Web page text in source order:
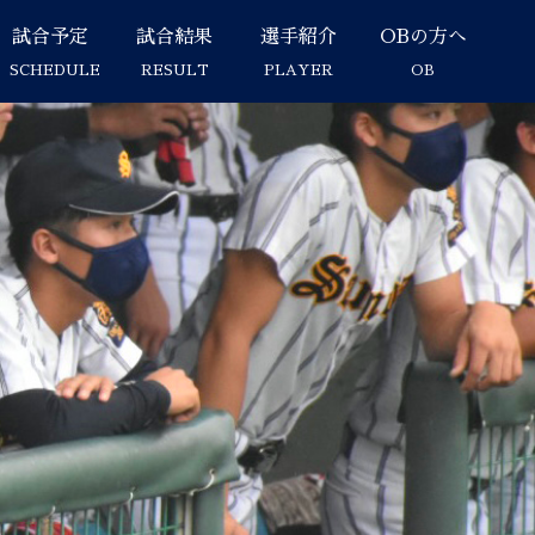
試合予定
SCHEDULE
試合結果
RESULT
選手紹介
PLAYER
OBの方へ
OB